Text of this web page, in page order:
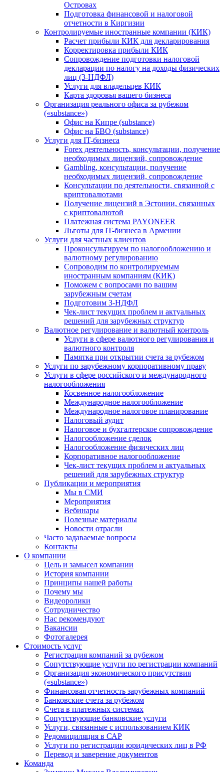
Островах
Подготовка финансовой и налоговой
отчетности в Киргизии
Контролируемые иностранные компании (КИК)
Расчет прибыли КИК для декларирования
Корректировка прибыли КИК
Сопровождение подготовки налоговой
декларации по налогу на доходы физических
лиц (3-НДФЛ)
Услуги для владельцев КИК
Карта здоровья вашего бизнеса
Организация реального офиса за рубежом
(«substance»)
Офис на Кипре (substance)
Офис на БВО (substance)
Услуги для IT-бизнеса
Forex деятельность, консультации, получение
необходимых лицензий, сопровождение
Gambling, консультации, получение
необходимых лицензий, сопровождение
Консультации по деятельности, связанной с
криптовалютами
Получение лицензий в Эстонии, связанных
с криптовалютой
Платежная система PAYONEER
Льготы для IT-бизнеса в Армении
Услуги для частных клиентов
Проконсультируем по налогообложению и
валютному регулированию
Сопроводим по контролируемым
иностранным компаниям (КИК)
Поможем с вопросами по вашим
зарубежным счетам
Подготовим 3-НДФЛ
Чек-лист текущих проблем и актуальных
решений для зарубежных структур
Валютное регулирование и валютный контроль
Услуги в сфере валютного регулирования и
валютного контроля
Памятка при открытии счета за рубежом
Услуги по зарубежному корпоративному праву
Услуги в сфере российского и международного
налогообложения
Косвенное налогообложение
Международное налогообложение
Международное налоговое планирование
Налоговый аудит
Налоговое и бухгалтерское сопровождение
Налогообложение сделок
Налогообложение физических лиц
Корпоративное налогообложение
Чек-лист текущих проблем и актуальных
решений для зарубежных структур
Публикации и мероприятия
Мы в СМИ
Мероприятия
Вебинары
Полезные материалы
Новости отрасли
Часто задаваемые вопросы
Контакты
О компании
Цель и замысел компании
История компании
Принципы нашей работы
Почему мы
Видеоролики
Сотрудничество
Нас рекомендуют
Вакансии
Фотогалерея
Стоимость услуг
Регистрация компаний за рубежом
Сопутствующие услуги по регистрации компаний
Организация экономического присутствия
(«substance»)
Финансовая отчетность зарубежных компаний
Банковские счета за рубежом
Счета в платежных системах
Сопутствующие банковские услуги
Услуги, связанные с использованием КИК
Редомициляция в САР
Услуги по регистрации юридических лиц в РФ
Перевод и заверение документов
Команда